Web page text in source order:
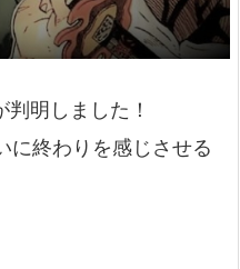
判明しました！
に終わりを感じさせる